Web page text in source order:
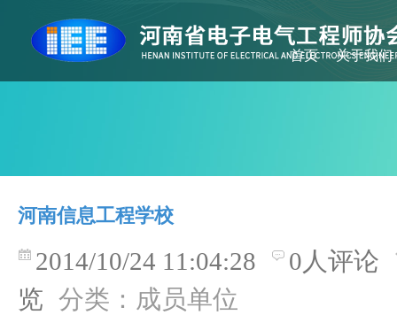
首页 关于我们
河南信息工程学校
2014/10/24 11:04:28
0人评论
览 分类：成员单位